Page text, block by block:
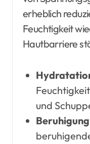
erheblich
Feuchtigkeit
Hautbarriere
und